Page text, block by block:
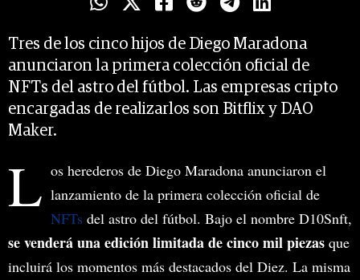
Tres de los cinco hijos de Diego Maradona
anunciaron la primera colección oficial de
NFTs del astro del fútbol. Las empresas cripto
encargadas de realizarlos son Bitflix y DAO
Maker.
L os herederos de Diego Maradona anunciaron el
lanzamiento de la primera colección oficial de
NFTs del astro del fútbol. Bajo el nombre D10Snft,
se venderá una edición limitada de cinco mil piezas que
incluirá los momentos más destacados del Diez. La misma